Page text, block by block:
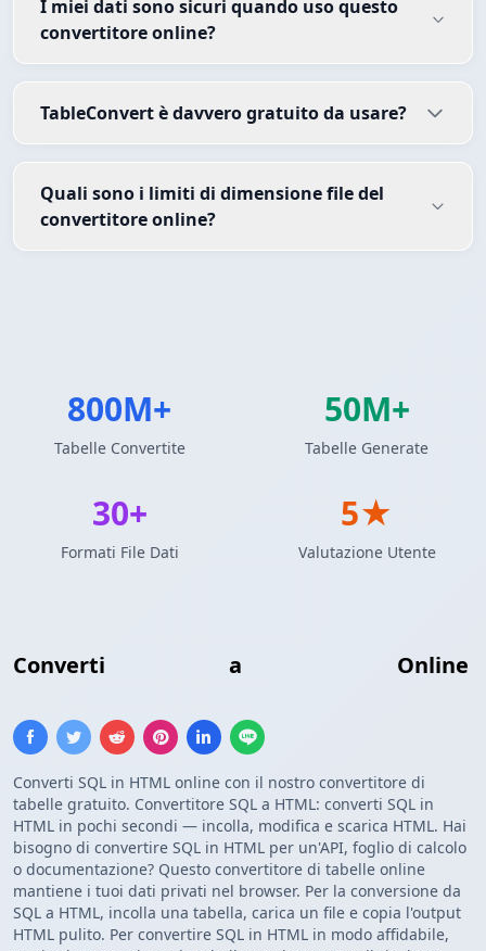
Converti a Online
Converti SQL in HTML online con il nostro convertitore di
tabelle gratuito. Convertitore SQL a HTML: converti SQL in
HTML in pochi secondi — incolla, modifica e scarica HTML. Hai
bisogno di convertire SQL in HTML per un'API, foglio di calcolo
o documentazione? Questo convertitore di tabelle online
mantiene i tuoi dati privati nel browser. Per la conversione da
SQL a HTML, incolla una tabella, carica un file e copia l'output
HTML pulito. Per convertire SQL in HTML in modo affidabile,
I miei dati sono sicuri quando uso questo
convertitore online?
TableConvert è davvero gratuito da usare?
Quali sono i limiti di dimensione file del
convertitore online?
800M+
Tabelle Convertite
50M+
Tabelle Generate
30+
Formati File Dati
5★
Valutazione Utente